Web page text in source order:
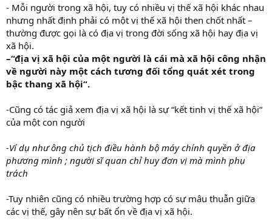
- Mỗi người trong xã hội, tuy có nhiều vị thế xã hội khác nhau
nhưng nhất định phải có một vị thế xã hội then chốt nhất –
thường được gọi là có địa vị trong đời sống xã hội hay địa vị
xã hội.
–“địa vị xã hội của một người là cái mà xã hội công nhận
về người này một cách tương đối tổng quát xét trong
bậc thang xã hội“.
-Cũng có tác giả xem địa vị xã hội là sự “kết tinh vị thế xã hội“
của một con người
-Ví dụ như ông chủ tịch điều hành bộ máy chính quyền ở địa
phương mình ; người sĩ quan chỉ huy đơn vị mà mình phụ
trách
-Tuy nhiên cũng có nhiều trường hợp có sự mâu thuẫn giữa
các vị thế, gây nên sự bất ổn về địa vị xã hội.